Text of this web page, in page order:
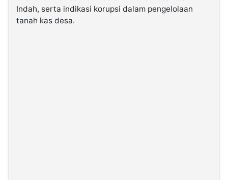
Indah, serta indikasi korupsi dalam pengelolaan
tanah kas desa.